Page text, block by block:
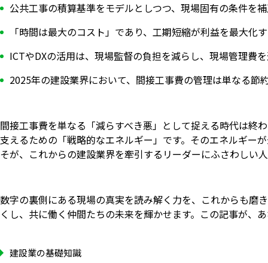
公共工事の積算基準をモデルとしつつ、現場固有の条件を
「時間は最大のコスト」であり、工期短縮が利益を最大化
ICTやDXの活用は、現場監督の負担を減らし、現場管理費
2025年の建設業界において、間接工事費の管理は単なる
間接工事費を単なる「減らすべき悪」として捉える時代は終
支えるための「戦略的なエネルギー」です。そのエネルギー
そが、これからの建設業界を牽引するリーダーにふさわしい
数字の裏側にある現場の真実を読み解く力を、これからも磨
くし、共に働く仲間たちの未来を輝かせます。この記事が、
建設業の基礎知識